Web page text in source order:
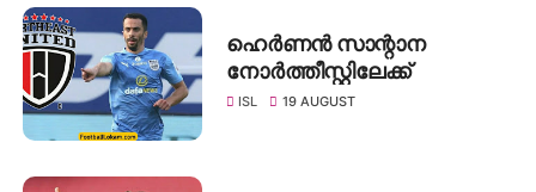
ഹെർണൻ സാന്റാന
നോർത്തീസ്റ്റിലേക്ക്
ISL 19 AUGUST